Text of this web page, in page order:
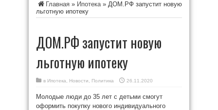
Главная » Ипотека» ДОМ.РФ запустит новую
льготную ипотеку
ДОМ.РФ запустит новую
льготную ипотеку
в Ипотека Новости Политика 26.11.2020
Молодые люди до 35 лет с детьми смогут
оформить покупку нового индивидуального